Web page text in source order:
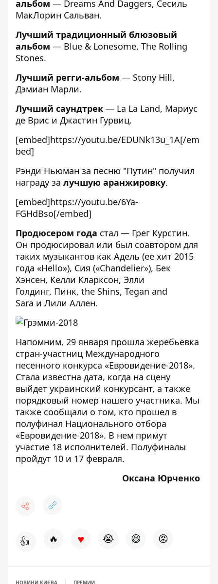
альбом — Dreams And Daggers, Сесиль
МакЛорин Сальван.
Лучший традиционный блюзовый
альбом — Blue & Lonesome, The Rolling
Stones.
Лучший регги-альбом — Stony Hill,
Дэмиан Марли.
Лучший саундтрек — La La Land, Мариус
де Врис и Джастин Гурвиц.
[embed]https://youtu.be/EDUNk13u_1A[/em
bed]
Рэнди Ньюман за песню "Путин" получил
награду за лучшую аранжировку.
[embed]https://youtu.be/6Ya-
FGHdBso[/embed]
Продюсером года стал — Грег Курстин.
Он продюсировал или был соавтором для
таких музыкантов как Адель (ее хит 2015
года «Hello»), Сия («Chandelier»), Бек
Хэнсен, Келли Кларксон, Элли
Голдинг, Пинк, the Shins, Tegan and
Sara и Лили Аллен.
Напомним, 29 января прошла жеребьевка
стран-участниц Международного
песенного конкурса «Евровидение-2018».
Стала известна дата, когда на сцену
выйдет украинский конкурсант, а также
порядковый номер нашего участника. Мы
также сообщали о том, кто прошел в
полуфинал Национального отбора
«Евровидение-2018». В нем примут
участие 18 исполнителей. Полуфиналы
пройдут 10 и 17 февраля.
Оксана Юрченко
👍 🔥 ♥ 😭 😆 😡
НОВИНИ КИЄВА ПРЕМИИ